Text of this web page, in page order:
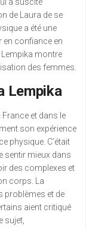
a suscité
de Laura de se
a été une
en confiance en
Lempika montre
des femmes.
Lempika
et dans le
son expérience
physique. C’était
sentir mieux dans
des complexes et
corps. La
problèmes et de
aient critiqué
sujet,